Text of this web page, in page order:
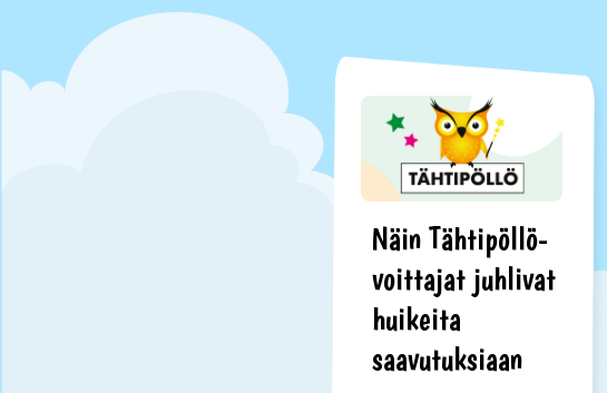
Näin Tähtipöllö-
voittajat juhlivat
huikeita
saavutuksiaan